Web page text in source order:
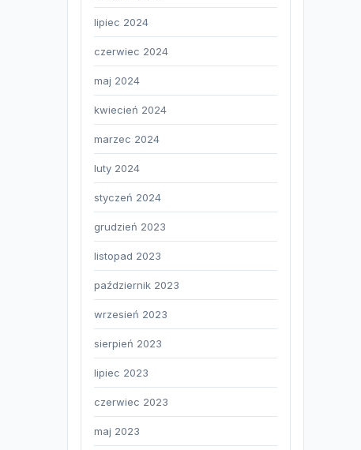
lipiec 2024
czerwiec 2024
maj 2024
kwiecień 2024
marzec 2024
luty 2024
styczeń 2024
grudzień 2023
listopad 2023
październik 2023
wrzesień 2023
sierpień 2023
lipiec 2023
czerwiec 2023
maj 2023